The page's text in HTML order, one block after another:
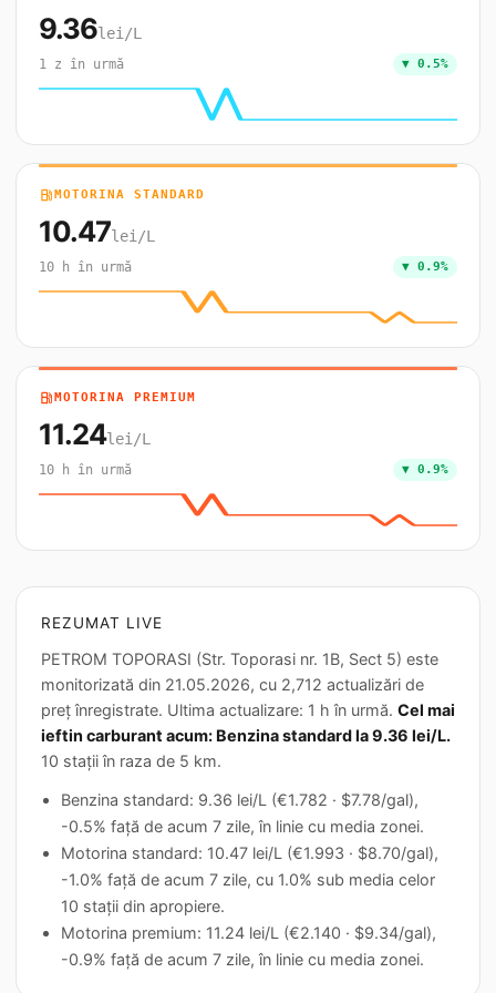
9.36lei/L
1 z în urmă ▼ 0.5%
local_gas_stationMOTORINA STANDARD
10.47lei/L
10 h în urmă ▼ 0.9%
local_gas_stationMOTORINA PREMIUM
11.24lei/L
10 h în urmă ▼ 0.9%
REZUMAT LIVE
PETROM TOPORASI (Str. Toporasi nr. 1B, Sect 5) este
monitorizată din 21.05.2026, cu 2,712 actualizări de
preț înregistrate. Ultima actualizare: 1 h în urmă. Cel mai
ieftin carburant acum: Benzina standard la 9.36 lei/L.
10 stații în raza de 5 km.
Benzina standard: 9.36 lei/L (€1.782 · $7.78/gal),
-0.5% față de acum 7 zile, în linie cu media zonei.
Motorina standard: 10.47 lei/L (€1.993 · $8.70/gal),
-1.0% față de acum 7 zile, cu 1.0% sub media celor
10 stații din apropiere.
Motorina premium: 11.24 lei/L (€2.140 · $9.34/gal),
-0.9% față de acum 7 zile, în linie cu media zonei.